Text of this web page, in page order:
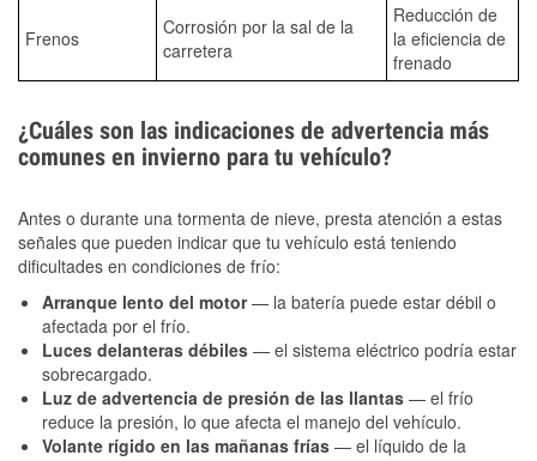
Frenos
Corrosión por la sal de la
carretera
Reducción de
la eficiencia de
frenado
¿Cuáles son las indicaciones de advertencia más
comunes en invierno para tu vehículo?
Antes o durante una tormenta de nieve, presta atención a estas
señales que pueden indicar que tu vehículo está teniendo
dificultades en condiciones de frío:
Arranque lento del motor— la batería puede estar débil o
afectada por el frío.
Luces delanteras débiles — el sistema eléctrico podría estar
sobrecargado.
Luz de advertencia de presión de las llantas — el frío
reduce la presión, lo que afecta el manejo del vehículo.
Volante rígido en las mañanas frías — el líquido de la